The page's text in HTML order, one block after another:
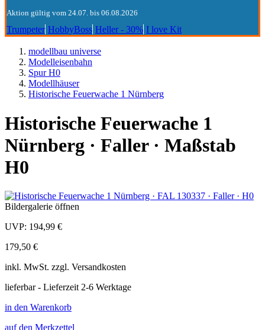
Aktion gültig vom 24.07. bis 06.08.2026
Trumpeter HobbyBoss Heller - 30% I love Kit
modellbau universe
Modelleisenbahn
Spur H0
Modellhäuser
Historische Feuerwache 1 Nürnberg
Historische Feuerwache 1
Nürnberg · Faller · Maßstab
H0
Bildergalerie öffnen
UVP: 194,99 €
179,50 €
inkl. MwSt. zzgl. Versandkosten
lieferbar - Lieferzeit 2-6 Werktage
in den Warenkorb
auf den Merkzettel